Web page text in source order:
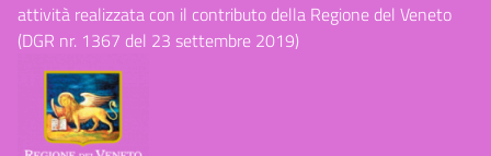
attività realizzata con il contributo della Regione del Veneto
(DGR nr. 1367 del 23 settembre 2019)